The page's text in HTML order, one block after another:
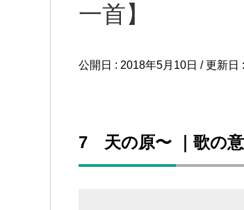
一首】
公開日 : 2018年5月10日 / 更新日 :
7 天の原〜 ｜歌の意